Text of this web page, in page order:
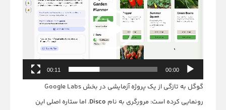
00:00
00:11
گوگل به تازگی از یک پروژه آزمایشی در بخش Google Labs
رونمایی کرده است: مرورگری به نام Disco. اما ستاره اصلی این